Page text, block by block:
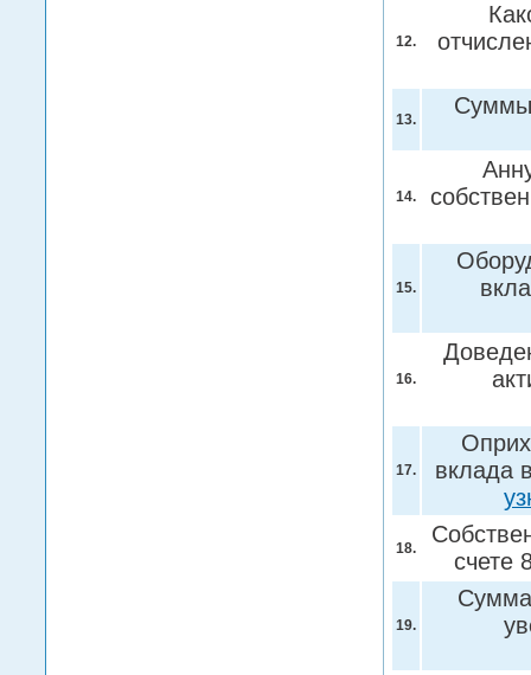
12.
13.
Суммы
14.
15.
16.
17.
вклада
18.
счете
19.
Сумма